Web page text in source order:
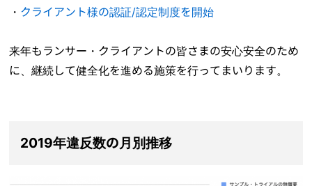
・ クライアント様の認証/認定制度を開始
来年もランサー・クライアントの皆さまの安心安全のため
に、継続して健全化を進める施策を行ってまいります。
2019年違反数の月別推移